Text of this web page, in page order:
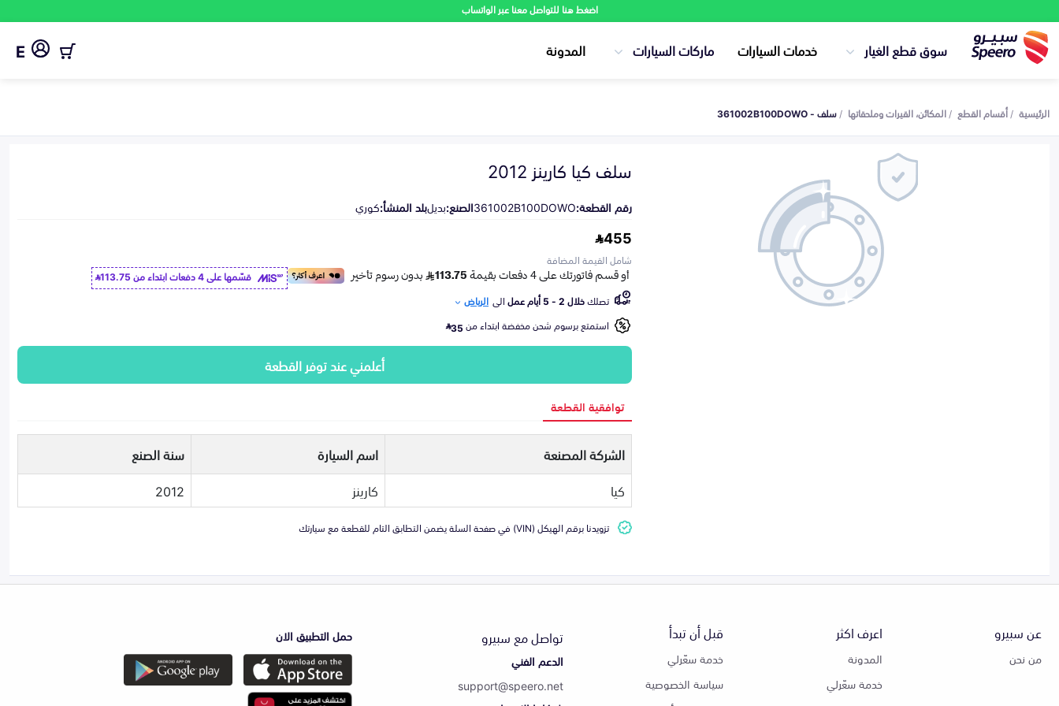
اضغط هنا للتواصل معنا عبر الواتساب
سوق قطع الغيار خدمات السيارات ماركات السيارات المدونة E
الرئيسية أقسام القطع المكائن، القيرات وملحقاتها سلف - 361002B100DOWO
سلف كيا كارينز 2012
رقم القطعة:361002B100DOWOالصنع:بديلبلد المنشأ:كوري
455
شامل القيمة المضافة
قسّمها على 4 دفعات ابتداء من
113.75
تصلكخلال 2 - 5 أيام عمل الى الرياض
استمتع برسوم شحن مخفضة ابتداء من35
أعلمني عند توفر القطعة
توافقية القطعة
الشركة المصنعة اسم السيارة
سنة الصنع
كيا
كارينز 2012
تزويدنا برقم الهيكل (VIN) في صفحة السلة يضمن التطابق التام للقطعة مع سيارتك
عن سبيرو
من نحن
اعرف اكثر
المدونة
خدمة سعّرلي
قبل أن تبدأ
خدمة سعّرلي
سياسة الخصوصية
تواصل مع سبيرو
الدعم الفني
support@speero.net
حمل التطبيق الان